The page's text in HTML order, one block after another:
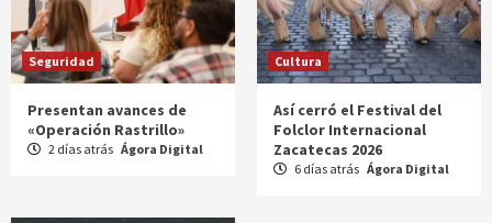
Seguridad
Presentan avances de
«Operación Rastrillo»
2 días atrás Ágora Digital
Cultura
Así cerró el Festival del
Folclor Internacional
Zacatecas 2026
6 días atrás Ágora Digital